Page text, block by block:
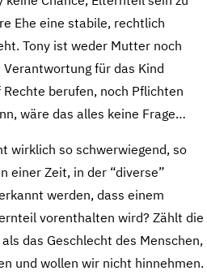
Ehe eine stabile, rechtlich
Tony ist weder Mutter noch
für das Kind
berufen, noch Pflichten
wäre das alles keine Frage…
wirklich so schwerwiegend, so
einer Zeit, in der “diverse”
werden, dass einem
vorenthalten wird? Zählt die
das Geschlecht des Menschen,
und wollen wir nicht hinnehmen.